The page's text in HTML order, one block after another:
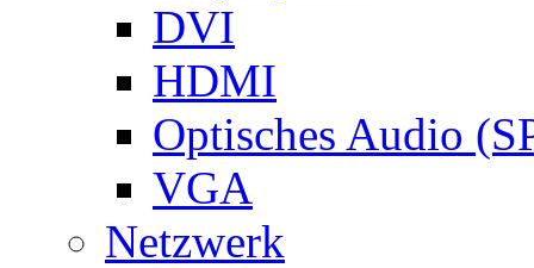
DVI
HDMI
Optisches Audio
VGA
Netzwerk